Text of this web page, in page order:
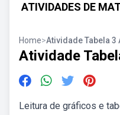
ATIVIDADES DE
Home>Atividade Tabela 3
Atividade
Leitura de gráficos e